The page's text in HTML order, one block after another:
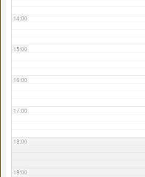
14:00
15:00
16:00
17:00
18:00
19:00